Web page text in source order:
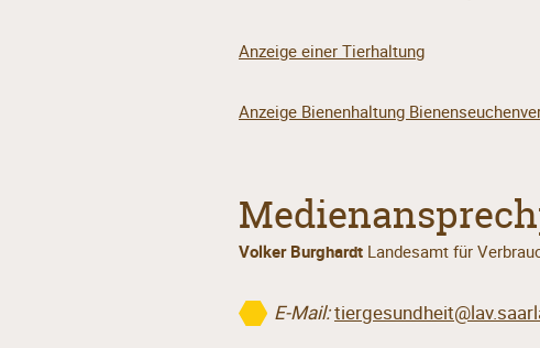
Anzeige einer Tierhaltung
Anzeige Bienenhaltung
Volker Burghardt Landesamt für
E-Mail: